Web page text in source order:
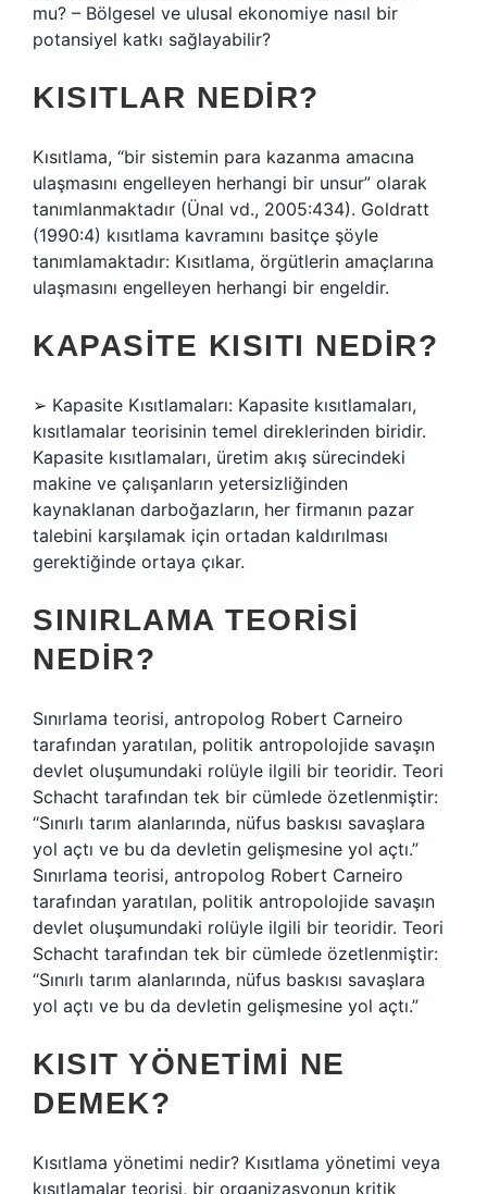
mu? – Bölgesel ve ulusal ekonomiye nasıl bir
potansiyel katkı sağlayabilir?
KISITLAR NEDIR?
Kısıtlama, “bir sistemin para kazanma amacına
ulaşmasını engelleyen herhangi bir unsur” olarak
tanımlanmaktadır (Ünal vd., 2005:434). Goldratt
(1990:4) kısıtlama kavramını basitçe şöyle
tanımlamaktadır: Kısıtlama, örgütlerin amaçlarına
ulaşmasını engelleyen herhangi bir engeldir.
KAPASITE KISITI NEDIR?
➢ Kapasite Kısıtlamaları: Kapasite kısıtlamaları,
kısıtlamalar teorisinin temel direklerinden biridir.
Kapasite kısıtlamaları, üretim akış sürecindeki
makine ve çalışanların yetersizliğinden
kaynaklanan darboğazların, her firmanın pazar
talebini karşılamak için ortadan kaldırılması
gerektiğinde ortaya çıkar.
SINIRLAMA TEORISI
NEDIR?
Sınırlama teorisi, antropolog Robert Carneiro
tarafından yaratılan, politik antropolojide savaşın
devlet oluşumundaki rolüyle ilgili bir teoridir. Teori
Schacht tarafından tek bir cümlede özetlenmiştir:
“Sınırlı tarım alanlarında, nüfus baskısı savaşlara
yol açtı ve bu da devletin gelişmesine yol açtı.”
Sınırlama teorisi, antropolog Robert Carneiro
tarafından yaratılan, politik antropolojide savaşın
devlet oluşumundaki rolüyle ilgili bir teoridir. Teori
Schacht tarafından tek bir cümlede özetlenmiştir:
“Sınırlı tarım alanlarında, nüfus baskısı savaşlara
yol açtı ve bu da devletin gelişmesine yol açtı.”
KISIT YÖNETIMI NE
DEMEK?
Kısıtlama yönetimi nedir? Kısıtlama yönetimi veya
kısıtlamalar teorisi, bir organizasyonun kritik